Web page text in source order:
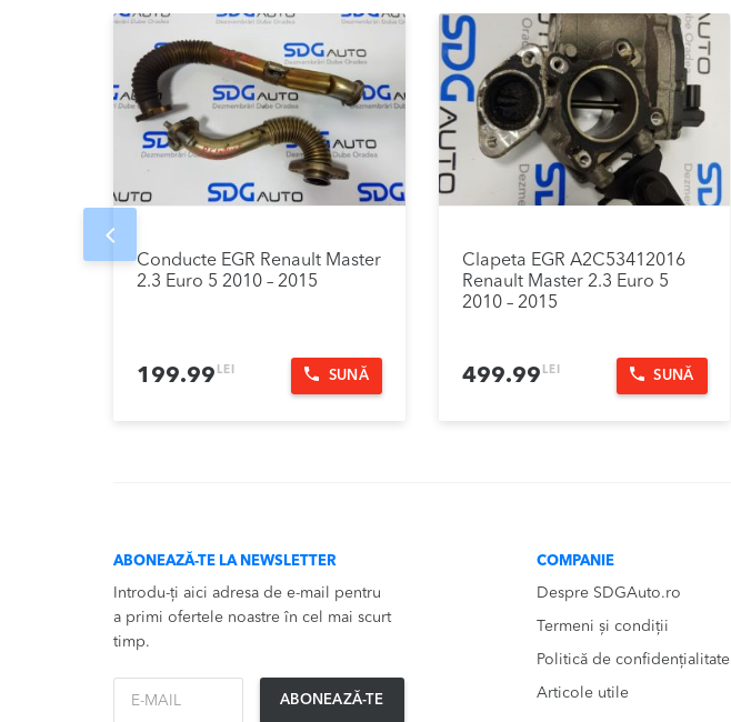
Conducte EGR Renault Master
2.3 Euro 5 2010 – 2015
199.99 LEI SUNĂ
Clapeta EGR A2C53412016
Renault Master 2.3 Euro 5
2010 – 2015
499.99 LEI SUNĂ
Prev
ABONEAZĂ-TE LA NEWSLETTER
Introdu-ți aici adresa de e-mail pentru
a primi ofertele noastre în cel mai scurt
timp.
ABONEAZĂ-TE
COMPANIE
Despre SDGAuto.ro
Termeni și condiții
Politică de confidențialitate
Articole utile